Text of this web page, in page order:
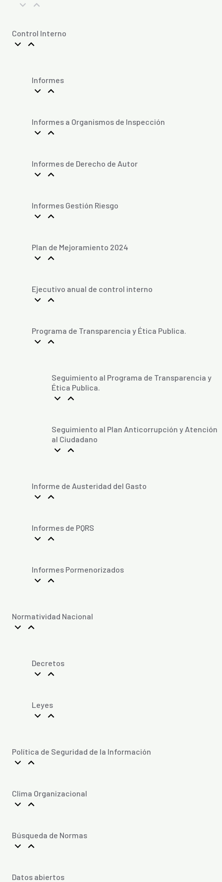
Control Interno
Informes
Informes a Organismos de Inspección
Informes de Derecho de Autor
Informes Gestión Riesgo
Plan de Mejoramiento 2024
Ejecutivo anual de control interno
Programa de Transparencia y Ética Publica.
Seguimiento al Programa de Transparencia y
Ética Publica.
Seguimiento al Plan Anticorrupción y Atención
al Ciudadano
Informe de Austeridad del Gasto
Informes de PQRS
Informes Pormenorizados
Normatividad Nacional
Decretos
Leyes
Política de Seguridad de la Información
Clima Organizacional
Búsqueda de Normas
Datos abiertos